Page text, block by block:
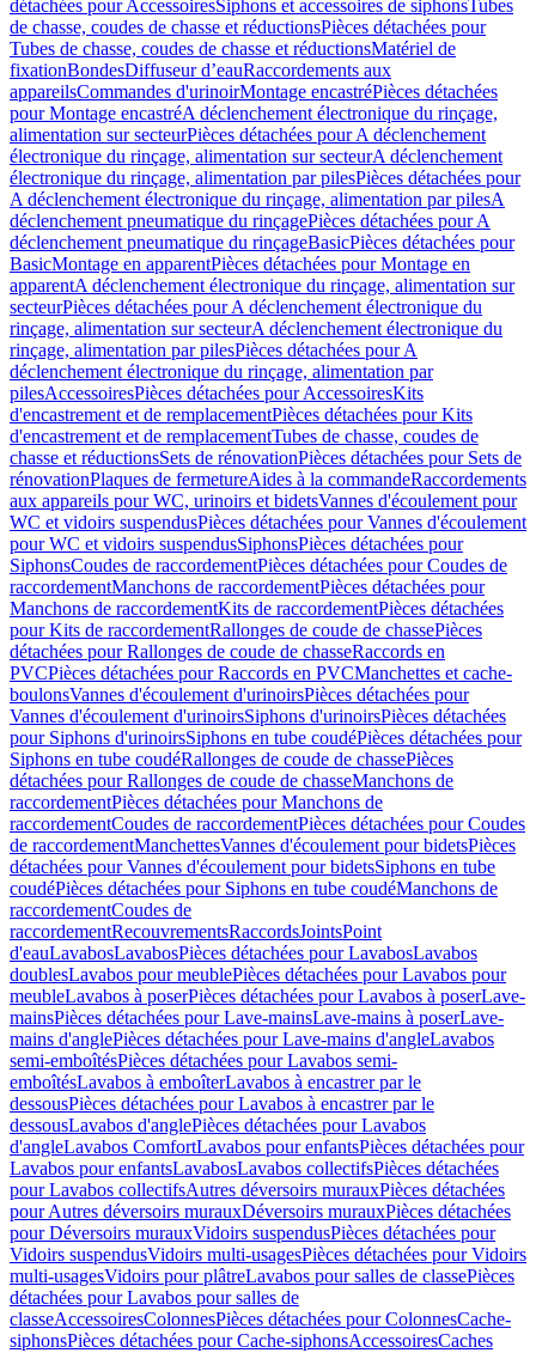
détachées pour AccessoiresSiphons et accessoires de siphonsTubes
de chasse, coudes de chasse et réductionsPièces détachées pour
Tubes de chasse, coudes de chasse et réductionsMatériel de
fixationBondesDiffuseur d’eauRaccordements aux
appareilsCommandes d'urinoirMontage encastréPièces détachées
pour Montage encastréA déclenchement électronique du rinçage,
alimentation sur secteurPièces détachées pour A déclenchement
électronique du rinçage, alimentation sur secteurA déclenchement
électronique du rinçage, alimentation par pilesPièces détachées pour
A déclenchement électronique du rinçage, alimentation par pilesA
déclenchement pneumatique du rinçagePièces détachées pour A
déclenchement pneumatique du rinçageBasicPièces détachées pour
BasicMontage en apparentPièces détachées pour Montage en
apparentA déclenchement électronique du rinçage, alimentation sur
secteurPièces détachées pour A déclenchement électronique du
rinçage, alimentation sur secteurA déclenchement électronique du
rinçage, alimentation par pilesPièces détachées pour A
déclenchement électronique du rinçage, alimentation par
pilesAccessoiresPièces détachées pour AccessoiresKits
d'encastrement et de remplacementPièces détachées pour Kits
d'encastrement et de remplacementTubes de chasse, coudes de
chasse et réductionsSets de rénovationPièces détachées pour Sets de
rénovationPlaques de fermetureAides à la commandeRaccordements
aux appareils pour WC, urinoirs et bidetsVannes d'écoulement pour
WC et vidoirs suspendusPièces détachées pour Vannes d'écoulement
pour WC et vidoirs suspendusSiphonsPièces détachées pour
SiphonsCoudes de raccordementPièces détachées pour Coudes de
raccordementManchons de raccordementPièces détachées pour
Manchons de raccordementKits de raccordementPièces détachées
pour Kits de raccordementRallonges de coude de chassePièces
détachées pour Rallonges de coude de chasseRaccords en
PVCPièces détachées pour Raccords en PVCManchettes et cache-
boulonsVannes d'écoulement d'urinoirsPièces détachées pour
Vannes d'écoulement d'urinoirsSiphons d'urinoirsPièces détachées
pour Siphons d'urinoirsSiphons en tube coudéPièces détachées pour
Siphons en tube coudéRallonges de coude de chassePièces
détachées pour Rallonges de coude de chasseManchons de
raccordementPièces détachées pour Manchons de
raccordementCoudes de raccordementPièces détachées pour Coudes
de raccordementManchettesVannes d'écoulement pour bidetsPièces
détachées pour Vannes d'écoulement pour bidetsSiphons en tube
coudéPièces détachées pour Siphons en tube coudéManchons de
raccordementCoudes de
raccordementRecouvrementsRaccordsJointsPoint
d'eauLavabosLavabosPièces détachées pour LavabosLavabos
doublesLavabos pour meublePièces détachées pour Lavabos pour
meubleLavabos à poserPièces détachées pour Lavabos à poserLave-
mainsPièces détachées pour Lave-mainsLave-mains à poserLave-
mains d'anglePièces détachées pour Lave-mains d'angleLavabos
semi-emboîtésPièces détachées pour Lavabos semi-
emboîtésLavabos à emboîterLavabos à encastrer par le
dessousPièces détachées pour Lavabos à encastrer par le
dessousLavabos d'anglePièces détachées pour Lavabos
d'angleLavabos ComfortLavabos pour enfantsPièces détachées pour
Lavabos pour enfantsLavabosLavabos collectifsPièces détachées
pour Lavabos collectifsAutres déversoirs murauxPièces détachées
pour Autres déversoirs murauxDéversoirs murauxPièces détachées
pour Déversoirs murauxVidoirs suspendusPièces détachées pour
Vidoirs suspendusVidoirs multi-usagesPièces détachées pour Vidoirs
multi-usagesVidoirs pour plâtreLavabos pour salles de classePièces
détachées pour Lavabos pour salles de
classeAccessoiresColonnesPièces détachées pour ColonnesCache-
siphonsPièces détachées pour Cache-siphonsAccessoiresCaches